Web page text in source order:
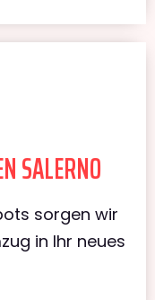
SALERNO
sorgen wir
in Ihr neues